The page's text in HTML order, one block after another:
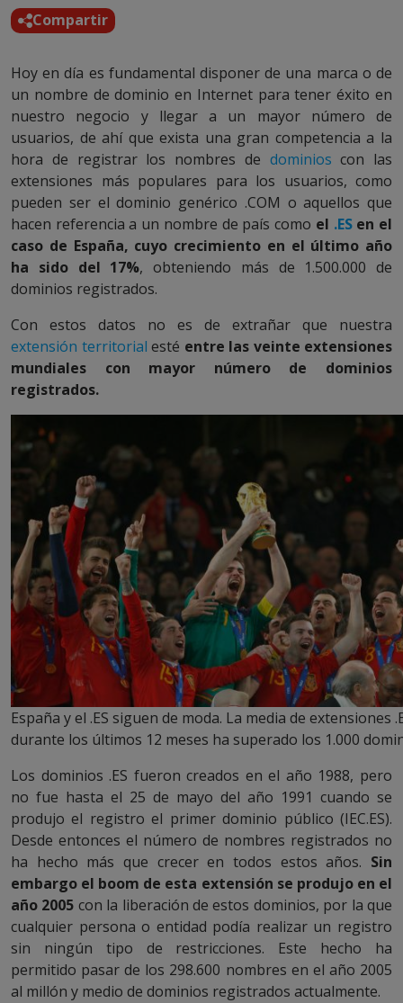
Compartir
Hoy en día es fundamental disponer de una marca o de
un nombre de dominio en Internet para tener éxito en
nuestro negocio y llegar a un mayor número de
usuarios, de ahí que exista una gran competencia a la
hora de registrar los nombres de dominios con las
extensiones más populares para los usuarios, como
pueden ser el dominio genérico .COM o aquellos que
hacen referencia a un nombre de país como el .ESen el
caso de España, cuyo crecimiento en el último año
ha sido del 17%, obteniendo más de 1.500.000 de
dominios registrados.
Con estos datos no es de extrañar que nuestra
extensión territorial esté entre las veinte extensiones
mundiales con mayor número de dominios
registrados.
España y el .ES siguen de moda. La media de extensiones
durante los últimos 12 meses ha superado los 1.000
Los dominios .ES fueron creados en el año 1988, pero
no fue hasta el 25 de mayo del año 1991 cuando se
produjo el registro el primer dominio público (IEC.ES).
Desde entonces el número de nombres registrados no
ha hecho más que crecer en todos estos años. Sin
embargo el boom de esta extensión se produjo en el
año 2005 con la liberación de estos dominios, por la que
cualquier persona o entidad podía realizar un registro
sin ningún tipo de restricciones. Este hecho ha
permitido pasar de los 298.600 nombres en el año 2005
al millón y medio de dominios registrados actualmente.